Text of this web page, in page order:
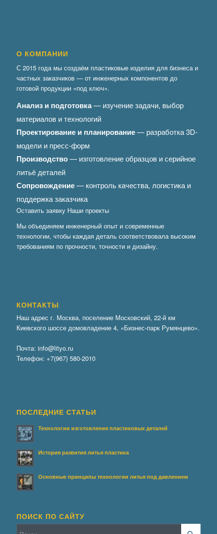
О КОМПАНИИ
С 2015 года мы создаём пластиковые изделия для бизнеса и
частных заказчиков — от инженерных компонентов до
готовой продукции «под ключ».
Анализ и подготовка— изучение задачи, выбор
материалов и технологий
Проектирование и планирование— разработка 3D-
модели и пресс-форм
Производство— изготовление образцов и серийное
литьё деталей
Сопровождение— контроль качества, логистика и
поддержка заказчика
Оставить заявку Наши проекты
Мы объединяем инженерный опыт и современные
технологии, чтобы каждая деталь соответствовала высоким
требованиям по прочности, точности и дизайну.
КОНТАКТЫ
Наш адрес г. Москва, поселение Московский, 22-й км
Киевского шоссе домовладение 4, «Бизнес-парк Румянцево».
Почта: info@lityo.ru
Телефон: +7(967) 580-2010
ПОСЛЕДНИЕ СТАТЬИ
Технологии изготовления пластиковых деталей
История развития литья пластика
Основные принципы технологии литья под давлением
ПОИСК ПО САЙТУ